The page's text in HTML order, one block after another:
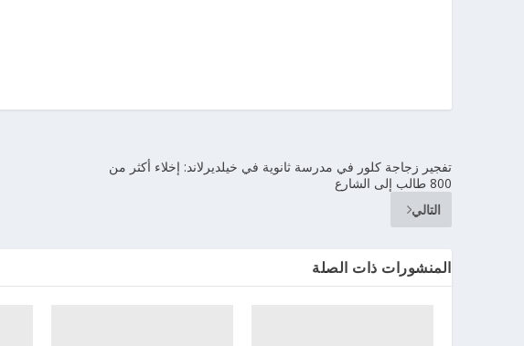
تفجير زجاجة كلور في مدرسة ثانوية في خيلديرلاند: إخلاء أكثر من
800 طالب إلى الشارع
التالي
المنشورات ذات الصلة